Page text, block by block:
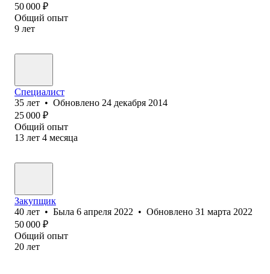
50 000 ₽
Общий опыт
9 лет
Специалист
35 лет • Обновлено 24 декабря 2014
25 000 ₽
Общий опыт
13 лет 4 месяца
Закупщик
40 лет • Была 6 апреля 2022 • Обновлено 31 марта 2022
50 000 ₽
Общий опыт
20 лет